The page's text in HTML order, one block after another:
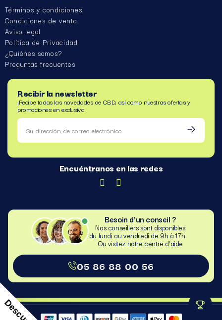
Términos y condiciones
Condiciones de venta
Aviso legal
Política de Privacidad
¿Quiénes somos?
Preguntas frecuentes
Recibir la newsletter
¡Recibe todas las novedades de CBD, así como nuestras ofertas y
promociones en exclusiva!
Encuéntranos en las redes
Besoin d'un conseil ?
Nos conseillers sont disponibles
du lundi au vendredi de 9h à 17h.
Ou visitez notre centre d’aide​
05 86 88 00 56